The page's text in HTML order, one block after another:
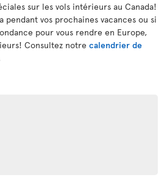
sur les vols intérieurs au Canada!
pendant vos prochaines vacances ou si
pour vous rendre en Europe,
Consultez notre calendrier de